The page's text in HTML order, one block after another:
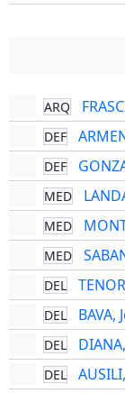
ARQ
DEF
DEF
MED
MED
MED
DEL
DEL BAVA,
DEL
DEL